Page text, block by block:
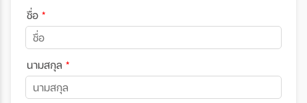
ชื่อ *
นามสกุล *